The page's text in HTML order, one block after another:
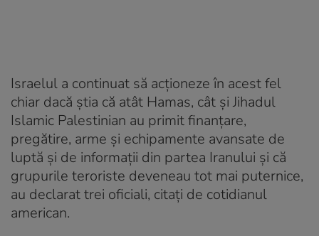
Israelul a continuat să acționeze în acest fel
chiar dacă știa că atât Hamas, cât și Jihadul
Islamic Palestinian au primit finanțare,
pregătire, arme și echipamente avansate de
luptă și de informații din partea Iranului și că
grupurile teroriste deveneau tot mai puternice,
au declarat trei oficiali, citați de cotidianul
american.